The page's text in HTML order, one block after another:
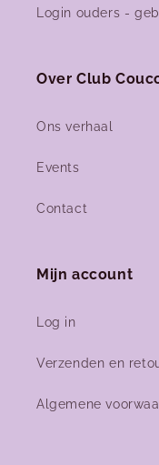
Login ouders -
Over Club
Ons verhaal
Events
Contact
Mijn account
Log in
Verzenden en
Algemene